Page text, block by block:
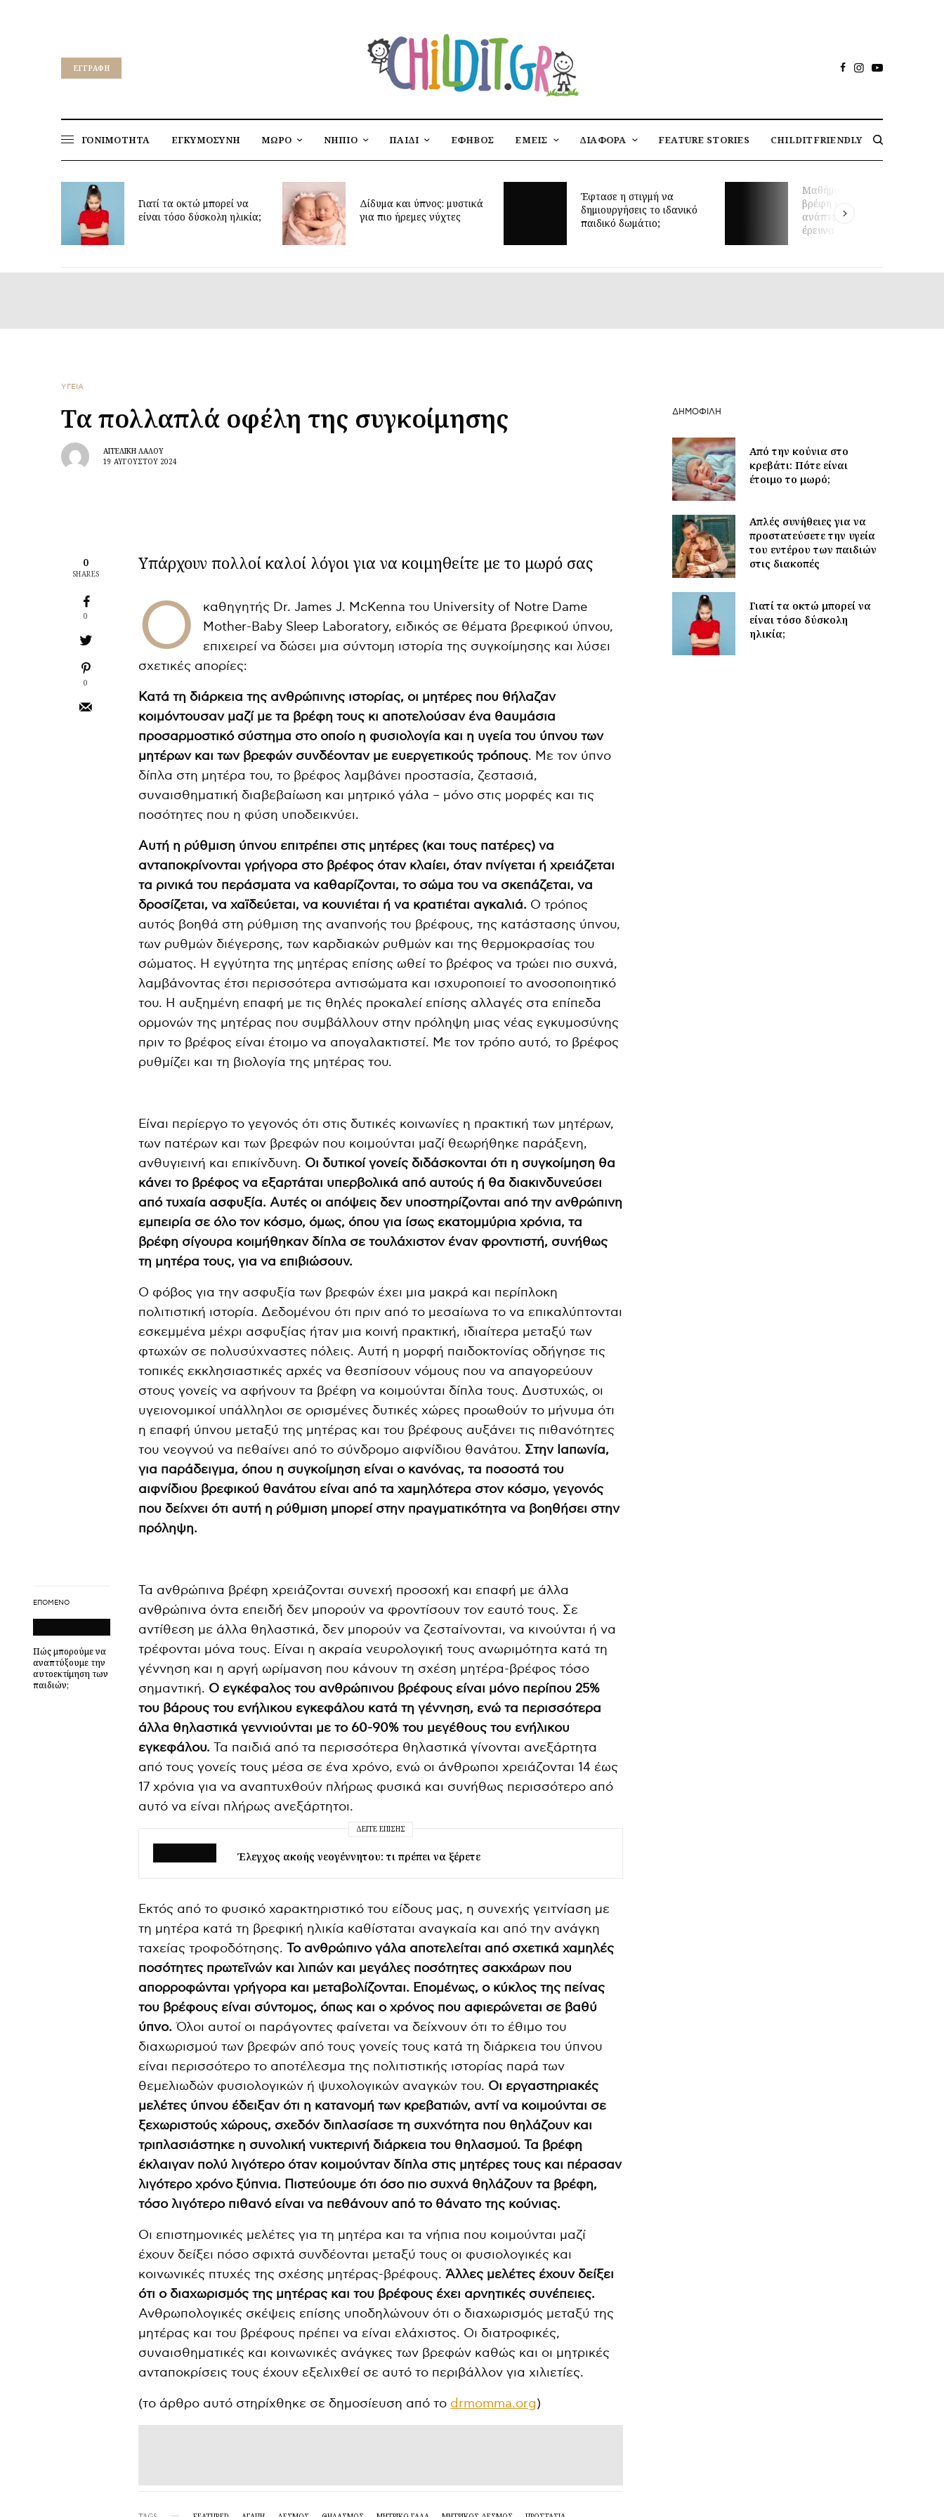
EΓΓΡΑΦΉ
ΓΟΝΙΜΟΤΗΤΑ ΕΓΚΥΜΟΣΥΝΗ ΜΩΡΟ ΝΗΠΙΟ ΠΑΙΔΙ ΕΦΗΒΟΣ ΕΜΕΙΣ ΔΙΑΦΟΡΑ FEATURE STORIES CHILDITFRIENDLY
Γιατί τα οκτώ μπορεί να
είναι τόσο δύσκολη ηλικία;
Δίδυμα και ύπνος: μυστικά
για πιο ήρεμες νύχτες
Έφτασε η στιγμή να
δημιουργήσεις το ιδανικό
παιδικό δωμάτιο;
Μαθήματα κολύμβησης για
βρέφη και πρώιμη κινητική
ανάπτυξη: τι δείχνει νέα
έρευνα
ΥΓΕΙΑ
Τα πολλαπλά οφέλη της συγκοίμησης
ΑΓΓΕΛΙΚΉ ΛΆΛΟΥ
19 ΑΥΓΟΎΣΤΟΥ 2024
0
SHARES
0
0
ΕΠΌΜΕΝΟ
Πώς μπορούμε να
αναπτύξουμε την
αυτοεκτίμηση των
παιδιών;
Υπάρχουν πολλοί καλοί λόγοι για να κοιμηθείτε με το μωρό σας
O
καθηγητής Dr. James J. McKenna του University of Notre Dame
Mother-Baby Sleep Laboratory, ειδικός σε θέματα βρεφικού ύπνου,
επιχειρεί να δώσει μια σύντομη ιστορία της συγκοίμησης και λύσει
σχετικές απορίες:
Κατά τη διάρκεια της ανθρώπινης ιστορίας, οι μητέρες που θήλαζαν
κοιμόντουσαν μαζί με τα βρέφη τους κι αποτελούσαν ένα θαυμάσια
προσαρμοστικό σύστημα στο οποίο η φυσιολογία και η υγεία του ύπνου των
μητέρων και των βρεφών συνδέονταν με ευεργετικούς τρόπους. Με τον ύπνο
δίπλα στη μητέρα του, το βρέφος λαμβάνει προστασία, ζεστασιά,
συναισθηματική διαβεβαίωση και μητρικό γάλα – μόνο στις μορφές και τις
ποσότητες που η φύση υποδεικνύει.
Αυτή η ρύθμιση ύπνου επιτρέπει στις μητέρες (και τους πατέρες) να
ανταποκρίνονται γρήγορα στο βρέφος όταν κλαίει, όταν πνίγεται ή χρειάζεται
τα ρινικά του περάσματα να καθαρίζονται, το σώμα του να σκεπάζεται, να
δροσίζεται, να χαϊδεύεται, να κουνιέται ή να κρατιέται αγκαλιά. Ο τρόπος
αυτός βοηθά στη ρύθμιση της αναπνοής του βρέφους, της κατάστασης ύπνου,
των ρυθμών διέγερσης, των καρδιακών ρυθμών και της θερμοκρασίας του
σώματος. Η εγγύτητα της μητέρας επίσης ωθεί το βρέφος να τρώει πιο συχνά,
λαμβάνοντας έτσι περισσότερα αντισώματα και ισχυροποιεί το ανοσοποιητικό
του. Η αυξημένη επαφή με τις θηλές προκαλεί επίσης αλλαγές στα επίπεδα
ορμονών της μητέρας που συμβάλλουν στην πρόληψη μιας νέας εγκυμοσύνης
πριν το βρέφος είναι έτοιμο να απογαλακτιστεί. Με τον τρόπο αυτό, το βρέφος
ρυθμίζει και τη βιολογία της μητέρας του.
Είναι περίεργο το γεγονός ότι στις δυτικές κοινωνίες η πρακτική των μητέρων,
των πατέρων και των βρεφών που κοιμούνται μαζί θεωρήθηκε παράξενη,
ανθυγιεινή και επικίνδυνη. Οι δυτικοί γονείς διδάσκονται ότι η συγκοίμηση θα
κάνει το βρέφος να εξαρτάται υπερβολικά από αυτούς ή θα διακινδυνεύσει
από τυχαία ασφυξία. Αυτές οι απόψεις δεν υποστηρίζονται από την ανθρώπινη
εμπειρία σε όλο τον κόσμο, όμως, όπου για ίσως εκατομμύρια χρόνια, τα
βρέφη σίγουρα κοιμήθηκαν δίπλα σε τουλάχιστον έναν φροντιστή, συνήθως
τη μητέρα τους, για να επιβιώσουν.
Ο φόβος για την ασφυξία των βρεφών έχει μια μακρά και περίπλοκη
πολιτιστική ιστορία. Δεδομένου ότι πριν από το μεσαίωνα το να επικαλύπτονται
εσκεμμένα μέχρι ασφυξίας ήταν μια κοινή πρακτική, ιδιαίτερα μεταξύ των
φτωχών σε πολυσύχναστες πόλεις. Αυτή η μορφή παιδοκτονίας οδήγησε τις
τοπικές εκκλησιαστικές αρχές να θεσπίσουν νόμους που να απαγορεύουν
στους γονείς να αφήνουν τα βρέφη να κοιμούνται δίπλα τους. Δυστυχώς, οι
υγειονομικοί υπάλληλοι σε ορισμένες δυτικές χώρες προωθούν το μήνυμα ότι
η επαφή ύπνου μεταξύ της μητέρας και του βρέφους αυξάνει τις πιθανότητες
του νεογνού να πεθαίνει από το σύνδρομο αιφνίδιου θανάτου. Στην Ιαπωνία,
για παράδειγμα, όπου η συγκοίμηση είναι ο κανόνας, τα ποσοστά του
αιφνίδιου βρεφικού θανάτου είναι από τα χαμηλότερα στον κόσμο, γεγονός
που δείχνει ότι αυτή η ρύθμιση μπορεί στην πραγματικότητα να βοηθήσει στην
πρόληψη.
Τα ανθρώπινα βρέφη χρειάζονται συνεχή προσοχή και επαφή με άλλα
ανθρώπινα όντα επειδή δεν μπορούν να φροντίσουν τον εαυτό τους. Σε
αντίθεση με άλλα θηλαστικά, δεν μπορούν να ζεσταίνονται, να κινούνται ή να
τρέφονται μόνα τους. Είναι η ακραία νευρολογική τους ανωριμότητα κατά τη
γέννηση και η αργή ωρίμανση που κάνουν τη σχέση μητέρα-βρέφος τόσο
σημαντική. Ο εγκέφαλος του ανθρώπινου βρέφους είναι μόνο περίπου 25%
του βάρους του ενήλικου εγκεφάλου κατά τη γέννηση, ενώ τα περισσότερα
άλλα θηλαστικά γεννιούνται με το 60-90% του μεγέθους του ενήλικου
εγκεφάλου. Τα παιδιά από τα περισσότερα θηλαστικά γίνονται ανεξάρτητα
από τους γονείς τους μέσα σε ένα χρόνο, ενώ οι άνθρωποι χρειάζονται 14 έως
17 χρόνια για να αναπτυχθούν πλήρως φυσικά και συνήθως περισσότερο από
αυτό να είναι πλήρως ανεξάρτητοι.
ΔΕΊΤΕ ΕΠΊΣΗΣ
Έλεγχος ακοής νεογέννητου: τι πρέπει να ξέρετε
Εκτός από το φυσικό χαρακτηριστικό του είδους μας, η συνεχής γειτνίαση με
τη μητέρα κατά τη βρεφική ηλικία καθίσταται αναγκαία και από την ανάγκη
ταχείας τροφοδότησης.Το ανθρώπινο γάλα αποτελείται από σχετικά χαμηλές
ποσότητες πρωτεϊνών και λιπών και μεγάλες ποσότητες σακχάρων που
απορροφώνται γρήγορα και μεταβολίζονται. Επομένως, ο κύκλος της πείνας
του βρέφους είναι σύντομος, όπως και ο χρόνος που αφιερώνεται σε βαθύ
ύπνο. Όλοι αυτοί οι παράγοντες φαίνεται να δείχνουν ότι το έθιμο του
διαχωρισμού των βρεφών από τους γονείς τους κατά τη διάρκεια του ύπνου
είναι περισσότερο το αποτέλεσμα της πολιτιστικής ιστορίας παρά των
θεμελιωδών φυσιολογικών ή ψυχολογικών αναγκών του. Οι εργαστηριακές
μελέτες ύπνου έδειξαν ότι η κατανομή των κρεβατιών, αντί να κοιμούνται σε
ξεχωριστούς χώρους, σχεδόν διπλασίασε τη συχνότητα που θηλάζουν και
τριπλασιάστηκε η συνολική νυκτερινή διάρκεια του θηλασμού. Τα βρέφη
έκλαιγαν πολύ λιγότερο όταν κοιμούνταν δίπλα στις μητέρες τους και πέρασαν
λιγότερο χρόνο ξύπνια. Πιστεύουμε ότι όσο πιο συχνά θηλάζουν τα βρέφη,
τόσο λιγότερο πιθανό είναι να πεθάνουν από το θάνατο της κούνιας.
Οι επιστημονικές μελέτες για τη μητέρα και τα νήπια που κοιμούνται μαζί
έχουν δείξει πόσο σφιχτά συνδέονται μεταξύ τους οι φυσιολογικές και
κοινωνικές πτυχές της σχέσης μητέρας-βρέφους.Άλλες μελέτες έχουν δείξει
ότι ο διαχωρισμός της μητέρας και του βρέφους έχει αρνητικές συνέπειες.
Ανθρωπολογικές σκέψεις επίσης υποδηλώνουν ότι ο διαχωρισμός μεταξύ της
μητέρας και του βρέφους πρέπει να είναι ελάχιστος. Οι διατροφικές,
συναισθηματικές και κοινωνικές ανάγκες των βρεφών καθώς και οι μητρικές
ανταποκρίσεις τους έχουν εξελιχθεί σε αυτό το περιβάλλον για χιλιετίες.
(το άρθρο αυτό στηρίχθηκε σε δημοσίευση από το drmomma.org)
ΔΗΜΟΦΙΛΉ
Από την κούνια στο
κρεβάτι: Πότε είναι
έτοιμο το μωρό;
Απλές συνήθειες για να
προστατεύσετε την υγεία
του εντέρου των παιδιών
στις διακοπές
Γιατί τα οκτώ μπορεί να
είναι τόσο δύσκολη
ηλικία;